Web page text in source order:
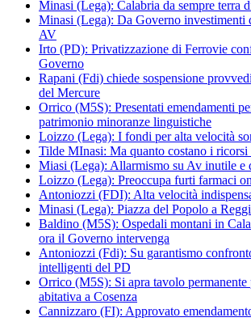
Minasi (Lega): Calabria da sempre terra
Minasi (Lega): Da Governo investimenti
AV
Irto (PD): Privatizzazione di Ferrovie
Governo
Rapani (Fdi) chiede sospensione
del Mercure
Orrico (M5S): Presentati emendamenti
patrimonio minoranze linguistiche
Loizzo (Lega): I fondi per alta velocità
Tilde MInasi: Ma quanto costano i ricorsi
Miasi (Lega): Allarmismo su Av inutile e
Loizzo (Lega): Preoccupa furti farmaci
Antoniozzi (FDI): Alta velocità
Minasi (Lega): Piazza del Popolo a
Baldino (M5S): Ospedali montani in
ora il Governo intervenga
Antoniozzi (Fdi): Su garantismo
intelligenti del PD
Orrico (M5S): Si apra tavolo permanente
abitativa a Cosenza
Cannizzaro (FI): Approvato